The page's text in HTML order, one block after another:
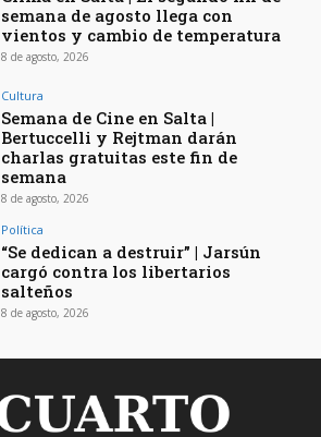
semana de agosto llega con
vientos y cambio de temperatura
8 de agosto, 2026
Cultura
Semana de Cine en Salta |
Bertuccelli y Rejtman darán
charlas gratuitas este fin de
semana
8 de agosto, 2026
Política
“Se dedican a destruir” | Jarsún
cargó contra los libertarios
salteños
8 de agosto, 2026